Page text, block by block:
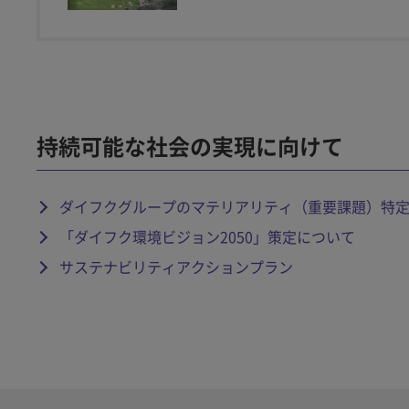
持続可能な社会の実現に向けて
ダイフクグループのマテリアリティ（重要課題）特
「ダイフク環境ビジョン2050」策定について
サステナビリティアクションプラン